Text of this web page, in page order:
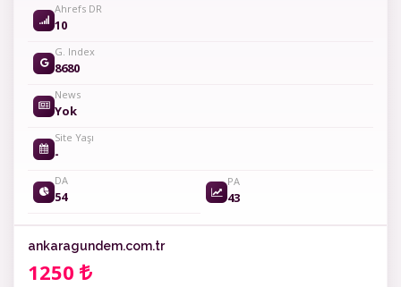
Ahrefs DR
10
G. Index
8680
News
Yok
Site Yaşı
-
DA
54
PA
43
ankaragundem.com.tr
1250